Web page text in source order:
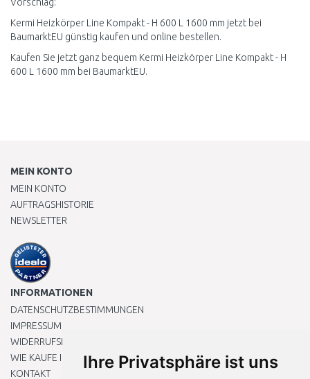
Ihre Privatsphäre ist uns
Kermi Heizkörper Line Kompakt - H 600 L 1600 mm jetzt bei
BaumarktEU günstig kaufen und online bestellen.
Kaufen Sie jetzt ganz bequem Kermi Heizkörper Line Kompakt - H
600 L 1600 mm bei BaumarktEU.
MEIN KONTO
MEIN KONTO
AUFTRAGSHISTORIE
NEWSLETTER
INFORMATIONEN
DATENSCHUTZBESTIMMUNGEN
IMPRESSUM
WIDERRUFSRECHT
WIE KAUFE ICH EIN?
KONTAKT